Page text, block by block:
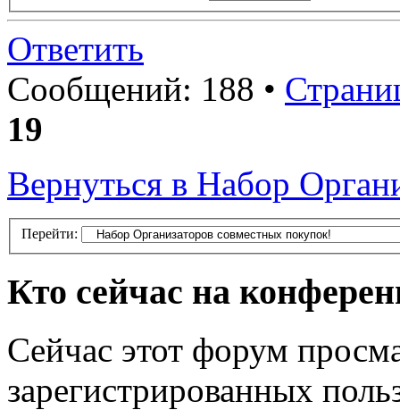
Ответить
Сообщений: 188 •
19
Вернуться в Набор
Перейти:
Кто сейчас на
Сейчас этот форум
зарегистрированных